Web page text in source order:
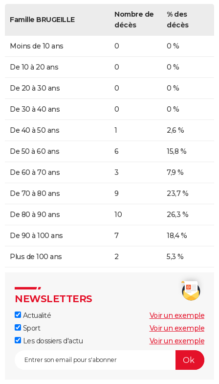
Famille BRUGEILLE
Nombre de
décès
% des
décès
Moins de 10 ans 0 0 %
De 10 à 20 ans 0 0 %
De 20 à 30 ans 0 0 %
De 30 à 40 ans 0 0 %
De 40 à 50 ans 1 2,6 %
De 50 à 60 ans 6 15,8 %
De 60 à 70 ans 3 7,9 %
De 70 à 80 ans 9 23,7 %
De 80 à 90 ans 10 26,3 %
De 90 à 100 ans 7 18,4 %
Plus de 100 ans 2 5,3 %
NEWSLETTERS
Actualité
Voir un exemple
Sport
Voir un exemple
Les dossiers d'actu
Voir un exemple